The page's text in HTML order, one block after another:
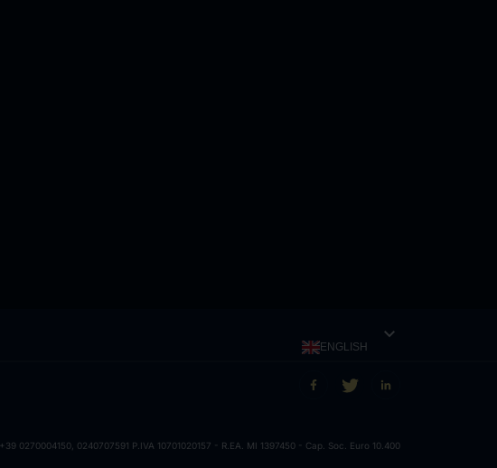
ENGLISH
expand_more
+39 0270004150, 0240707591 P.IVA 10701020157 - R.EA. MI 1397450 - Cap. Soc. Euro 10.400